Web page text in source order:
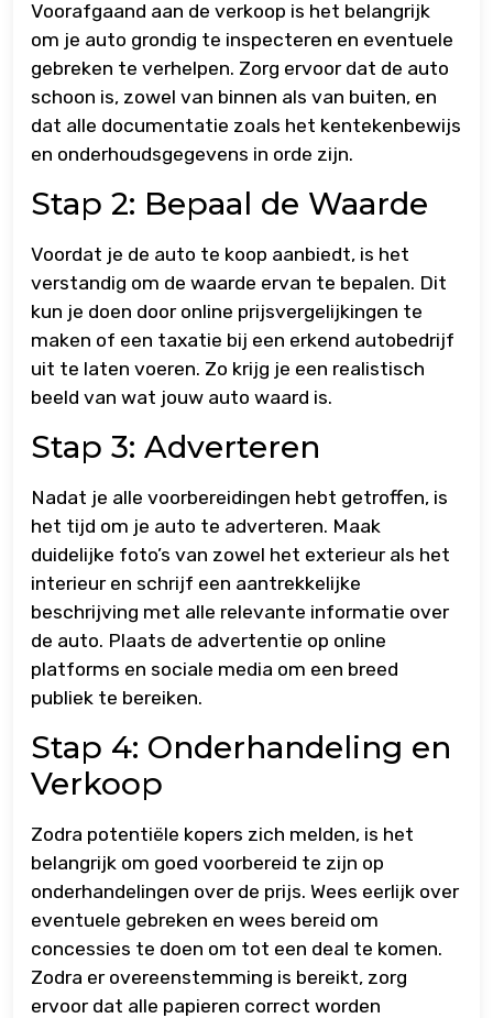
Voorafgaand aan de verkoop is het belangrijk
om je auto grondig te inspecteren en eventuele
gebreken te verhelpen. Zorg ervoor dat de auto
schoon is, zowel van binnen als van buiten, en
dat alle documentatie zoals het kentekenbewijs
en onderhoudsgegevens in orde zijn.
Stap 2: Bepaal de Waarde
Voordat je de auto te koop aanbiedt, is het
verstandig om de waarde ervan te bepalen. Dit
kun je doen door online prijsvergelijkingen te
maken of een taxatie bij een erkend autobedrijf
uit te laten voeren. Zo krijg je een realistisch
beeld van wat jouw auto waard is.
Stap 3: Adverteren
Nadat je alle voorbereidingen hebt getroffen, is
het tijd om je auto te adverteren. Maak
duidelijke foto’s van zowel het exterieur als het
interieur en schrijf een aantrekkelijke
beschrijving met alle relevante informatie over
de auto. Plaats de advertentie op online
platforms en sociale media om een breed
publiek te bereiken.
Stap 4: Onderhandeling en
Verkoop
Zodra potentiële kopers zich melden, is het
belangrijk om goed voorbereid te zijn op
onderhandelingen over de prijs. Wees eerlijk over
eventuele gebreken en wees bereid om
concessies te doen om tot een deal te komen.
Zodra er overeenstemming is bereikt, zorg
ervoor dat alle papieren correct worden